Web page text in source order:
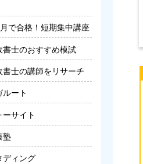
で合格！短期集中講座
書士のおすすめ模試
書士の講師をリサーチ
ルート
ーサイト
塾
ディング